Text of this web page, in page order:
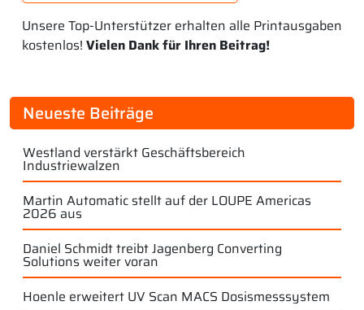
Unsere Top-Unterstützer erhalten alle Printausgaben
kostenlos! Vielen Dank für Ihren Beitrag!
Neueste Beiträge
Westland verstärkt Geschäftsbereich
Industriewalzen
Martin Automatic stellt auf der LOUPE Americas
2026 aus
Daniel Schmidt treibt Jagenberg Converting
Solutions weiter voran
Hoenle erweitert UV Scan MACS Dosismesssystem